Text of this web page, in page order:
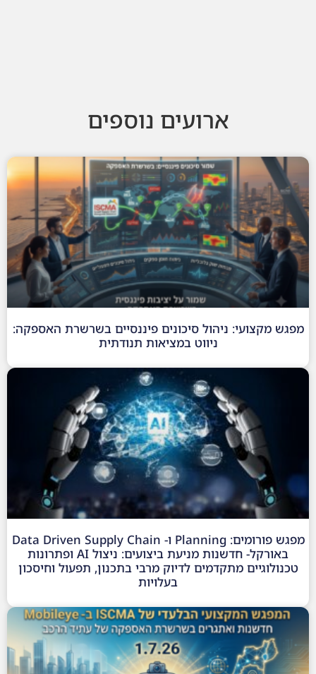
ארועים נוספים
מפגש מקצועי: ניהול סיכונים פיננסיים בשרשרת האספקה:
ניווט במציאות תנודתית
מפגש פורומים: Planning ו- Data Driven Supply Chain
באורקל- חדשנות מניעת ביצועים: ניצול AI ופתרונות
טכנולוגיים מתקדמים לדיוק מרבי בתכנון, תפעול וחיסכון
בעלויות